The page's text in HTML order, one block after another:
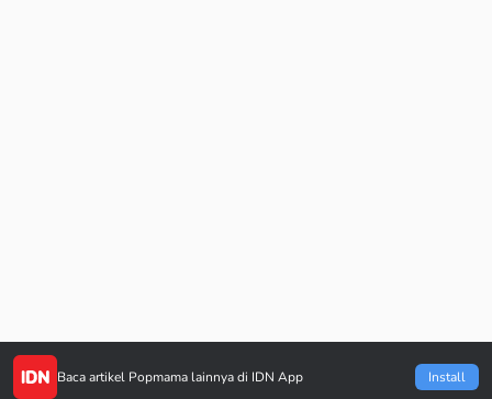
Baca artikel Popmama lainnya di IDN App Install